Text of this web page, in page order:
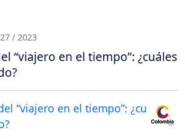
/ 2023
“viajero en el tiempo”: ¿cuáles